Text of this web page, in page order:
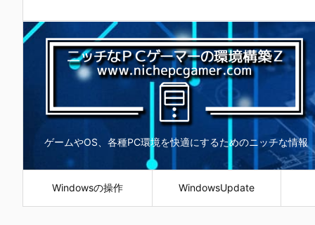
ゲームやOS、各種PC環境を快適にするためのニッチな情報
Windowsの操作 WindowsUpdate